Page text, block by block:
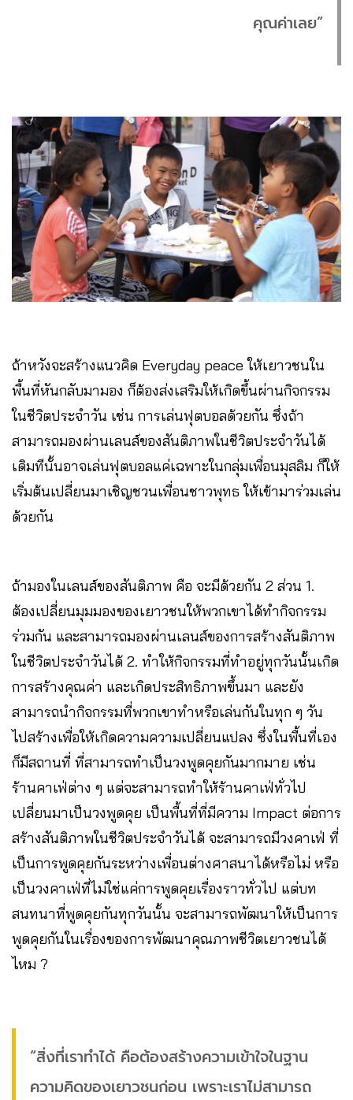
คุณค่าเลย”
ถ้าหวังจะสร้างแนวคิด Everyday peace ให้เยาวชนใน
พื้นที่หันกลับมามอง ก็ต้องส่งเสริมให้เกิดขึ้นผ่านกิจกรรม
ในชีวิตประจำวัน เช่น การเล่นฟุตบอลด้วยกัน ซึ่งถ้า
สามารถมองผ่านเลนส์ของสันติภาพในชีวิตประจำวันได้
เดิมทีนั้นอาจเล่นฟุตบอลแค่เฉพาะในกลุ่มเพื่อนมุสลิม ก็ให้
เริ่มต้นเปลี่ยนมาเชิญชวนเพื่อนชาวพุทธ ให้เข้ามาร่วมเล่น
ด้วยกัน
ถ้ามองในเลนส์ของสันติภาพ คือ จะมีด้วยกัน 2 ส่วน 1.
ต้องเปลี่ยนมุมมองของเยาวชนให้พวกเขาได้ทำกิจกรรม
ร่วมกัน และสามารถมองผ่านเลนส์ของการสร้างสันติภาพ
ในชีวิตประจำวันได้ 2. ทำให้กิจกรรมที่ทำอยู่ทุกวันนั้นเกิด
การสร้างคุณค่า และเกิดประสิทธิภาพขึ้นมา และยัง
สามารถนำกิจกรรมที่พวกเขาทำหรือเล่นกันในทุก ๆ วัน
ไปสร้างเพื่อให้เกิดความความเปลี่ยนแปลง ซึ่งในพื้นที่เอง
ก็มีสถานที่ ที่สามารถทำเป็นวงพูดคุยกันมากมาย เช่น
ร้านคาเฟ่ต่าง ๆ แต่จะสามารถทำให้ร้านคาเฟ่ทั่วไป
เปลี่ยนมาเป็นวงพูดคุย เป็นพื้นที่ที่มีความ Impact ต่อการ
สร้างสันติภาพในชีวิตประจำวันได้ จะสามารถมีวงคาเฟ่ ที่
เป็นการพูดคุยกันระหว่างเพื่อนต่างศาสนาได้หรือไม่ หรือ
เป็นวงคาเฟ่ที่ไม่ใช่แค่การพูดคุยเรื่องราวทั่วไป แต่บท
สนทนาที่พูดคุยกันทุกวันนั้น จะสามารถพัฒนาให้เป็นการ
พูดคุยกันในเรื่องของการพัฒนาคุณภาพชีวิตเยาวชนได้
ไหม ?
“สิ่งที่เราทำได้ คือต้องสร้างความเข้าใจในฐาน
ความคิดของเยาวชนก่อน เพราะเราไม่สามารถ